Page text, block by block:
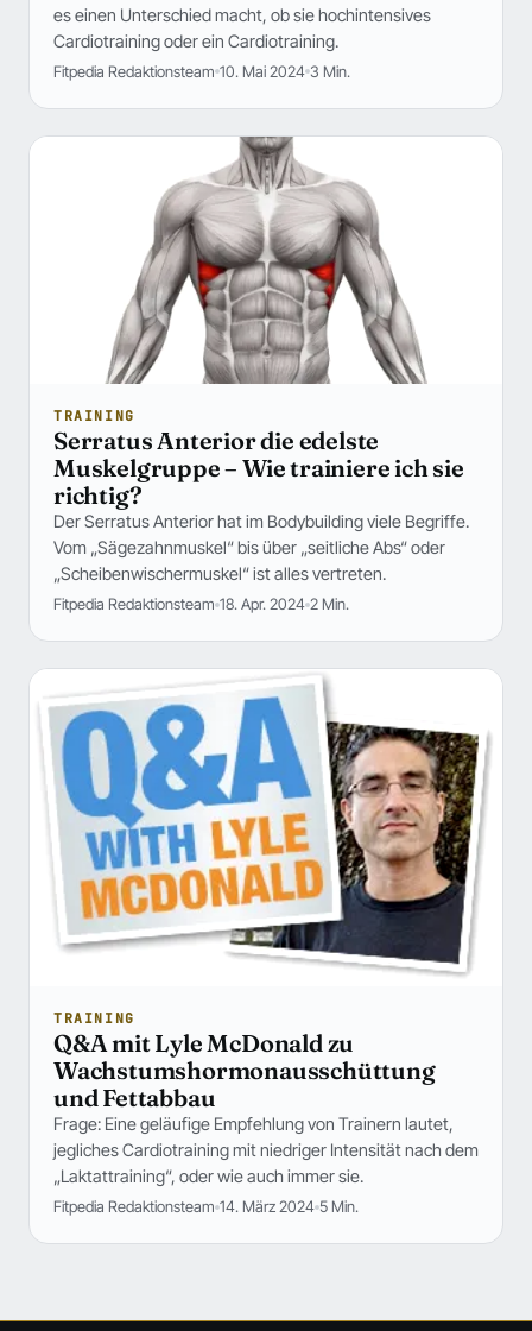
es einen Unterschied macht, ob sie hochintensives
Cardiotraining oder ein Cardiotraining.
Fitpedia Redaktionsteam 10. Mai 2024 3 Min.
TRAINING
Serratus Anterior die edelste
Muskelgruppe – Wie trainiere ich sie
richtig?
Der Serratus Anterior hat im Bodybuilding viele Begriffe.
Vom „Sägezahnmuskel“ bis über „seitliche Abs“ oder
„Scheibenwischermuskel“ ist alles vertreten.
Fitpedia Redaktionsteam 18. Apr. 2024 2 Min.
TRAINING
Q&A mit Lyle McDonald zu
Wachstumshormonausschüttung
und Fettabbau
Frage: Eine geläufige Empfehlung von Trainern lautet,
jegliches Cardiotraining mit niedriger Intensität nach dem
„Laktattraining“, oder wie auch immer sie.
Fitpedia Redaktionsteam 14. März 2024 5 Min.